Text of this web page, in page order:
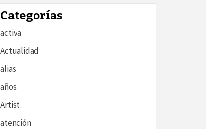
Categorías
activa
Actualidad
alias
años
Artist
atención